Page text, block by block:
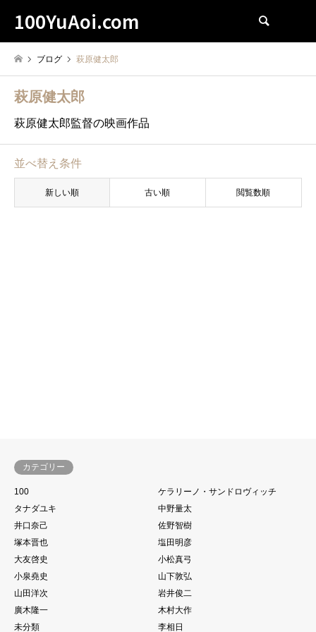
100YuAoi.com
ブログ 萩原健太郎
萩原健太郎
萩原健太郎監督の映画作品
並べ替え条件
新しい順 古い順 閲覧数順
カテゴリー
100
ケラリーノ・サンドロヴィッチ
タナダユキ
中野量太
井口奈己
佐野智樹
塚本晋也
塩田明彦
大友啓史
小松真弓
小泉堯史
山下敦弘
山田洋次
岩井俊二
廣木隆一
木村大作
未分類
李相日